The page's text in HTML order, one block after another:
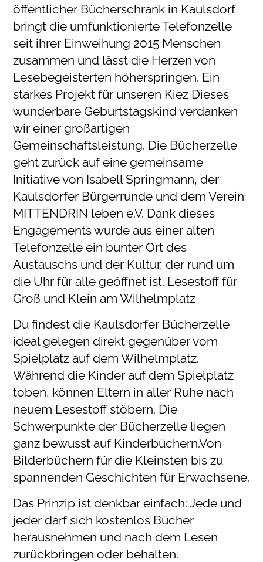
öffentlicher Bücherschrank in Kaulsdorf
bringt die umfunktionierte Telefonzelle
seit ihrer Einweihung 2015 Menschen
zusammen und lässt die Herzen von
Lesebegeisterten höherspringen. Ein
starkes Projekt für unseren Kiez Dieses
wunderbare Geburtstagskind verdanken
wir einer großartigen
Gemeinschaftsleistung. Die Bücherzelle
geht zurück auf eine gemeinsame
Initiative von Isabell Springmann, der
Kaulsdorfer Bürgerrunde und dem Verein
MITTENDRIN leben e.V. Dank dieses
Engagements wurde aus einer alten
Telefonzelle ein bunter Ort des
Austauschs und der Kultur, der rund um
die Uhr für alle geöffnet ist. Lesestoff für
Groß und Klein am Wilhelmplatz
Du findest die Kaulsdorfer Bücherzelle
ideal gelegen direkt gegenüber vom
Spielplatz auf dem Wilhelmplatz.
Während die Kinder auf dem Spielplatz
toben, können Eltern in aller Ruhe nach
neuem Lesestoff stöbern. Die
Schwerpunkte der Bücherzelle liegen
ganz bewusst auf Kinderbüchern.Von
Bilderbüchern für die Kleinsten bis zu
spannenden Geschichten für Erwachsene.
Das Prinzip ist denkbar einfach: Jede und
jeder darf sich kostenlos Bücher
herausnehmen und nach dem Lesen
zurückbringen oder behalten.